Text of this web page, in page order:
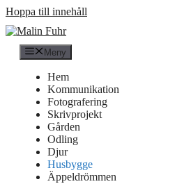
Hoppa till innehåll
Meny
Hem
Kommunikation
Fotografering
Skrivprojekt
Gården
Odling
Djur
Husbygge
Äppeldrömmen